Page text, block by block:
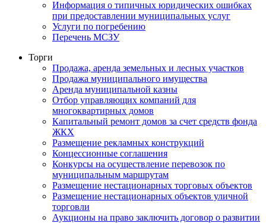
Информация о типичных юридических ошибках
при предоставлении муниципальных услуг
Услуги по погребению
Перечень МСЗУ
Торги
Продажа, аренда земельных и лесных участков
Продажа муниципального имущества
Аренда муниципальной казны
Отбор управляющих компаний для
многоквартирных домов
Капитальный ремонт домов за счет средств фонда
ЖКХ
Размещение рекламных конструкций
Концессионные соглашения
Конкурсы на осуществление перевозок по
муниципальным маршрутам
Размещение нестационарных торговых объектов
Размещение нестационарных объектов уличной
торговли
Аукционы на право заключить договор о развитии